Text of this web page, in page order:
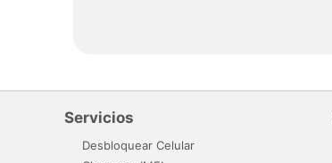
Servicios
Desbloquear Celular